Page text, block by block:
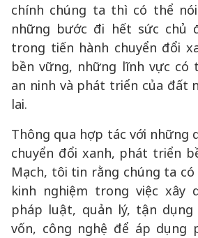
chính chúng ta thì có thể
những bước đi hết sức chủ
trong tiến hành chuyển đổi
bền vững, những lĩnh vực có
an ninh và phát triển của đất
lai.
Thông qua hợp tác với những
chuyển đổi xanh, phát triển
Mạch, tôi tin rằng chúng ta
kinh nghiệm trong việc xây
pháp luật, quản lý, tận
vốn, công nghệ để áp dụng